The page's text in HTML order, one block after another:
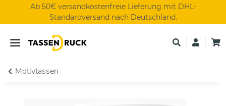
Ab 50€ versandkostenfreie Lieferung mit DHL-
Standardversand nach Deutschland.
Motivtassen